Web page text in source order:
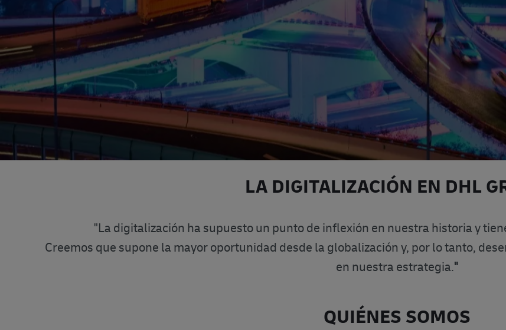
LA DIGITALIZACIÓN EN DHL
"La digitalización ha supuesto un punto de inflexión en nuestra historia y
Creemos que supone la mayor oportunidad desde la globalización y, por lo tanto,
en nuestra estrategia."
QUIÉNES SOMOS